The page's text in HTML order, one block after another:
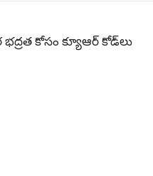
భద్రత కోసం క్యూఆర్ కోడ్‌లు